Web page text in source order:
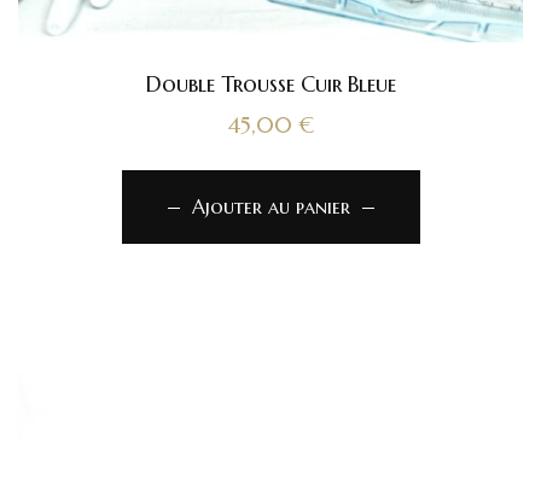
Double Trousse Cuir Bleue
45,00 €
Ajouter au panier